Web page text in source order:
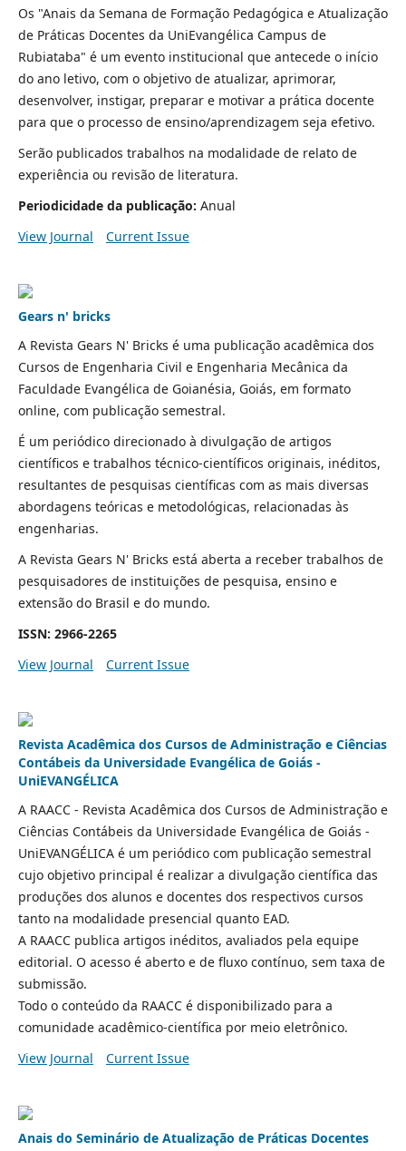
Os "Anais da Semana de Formação Pedagógica e Atualização
de Práticas Docentes da UniEvangélica Campus de
Rubiataba" é um evento institucional que antecede o início
do ano letivo, com o objetivo de atualizar, aprimorar,
desenvolver, instigar, preparar e motivar a prática docente
para que o processo de ensino/aprendizagem seja efetivo.
Serão publicados trabalhos na modalidade de relato de
experiência ou revisão de literatura.
Periodicidade da publicação: Anual
View Journal
Current Issue
Gears n' bricks
A Revista Gears N' Bricks é uma publicação acadêmica dos
Cursos de Engenharia Civil e Engenharia Mecânica da
Faculdade Evangélica de Goianésia, Goiás, em formato
online, com publicação semestral.
É um periódico direcionado à divulgação de artigos
científicos e trabalhos técnico-científicos originais, inéditos,
resultantes de pesquisas científicas com as mais diversas
abordagens teóricas e metodológicas, relacionadas às
engenharias.
A Revista Gears N' Bricks está aberta a receber trabalhos de
pesquisadores de instituições de pesquisa, ensino e
extensão do Brasil e do mundo.
ISSN: 2966-2265
View Journal
Current Issue
Revista Acadêmica dos Cursos de Administração e Ciências
Contábeis da Universidade Evangélica de Goiás -
UniEVANGÉLICA
A RAACC - Revista Acadêmica dos Cursos de Administração e
Ciências Contábeis da Universidade Evangélica de Goiás -
UniEVANGÉLICA é um periódico com publicação semestral
cujo objetivo principal é realizar a divulgação científica das
produções dos alunos e docentes dos respectivos cursos
tanto na modalidade presencial quanto EAD.
A RAACC publica artigos inéditos, avaliados pela equipe
editorial. O acesso é aberto e de fluxo contínuo, sem taxa de
submissão.
Todo o conteúdo da RAACC é disponibilizado para a
comunidade acadêmico-científica por meio eletrônico.
View Journal
Current Issue
Anais do Seminário de Atualização de Práticas Docentes